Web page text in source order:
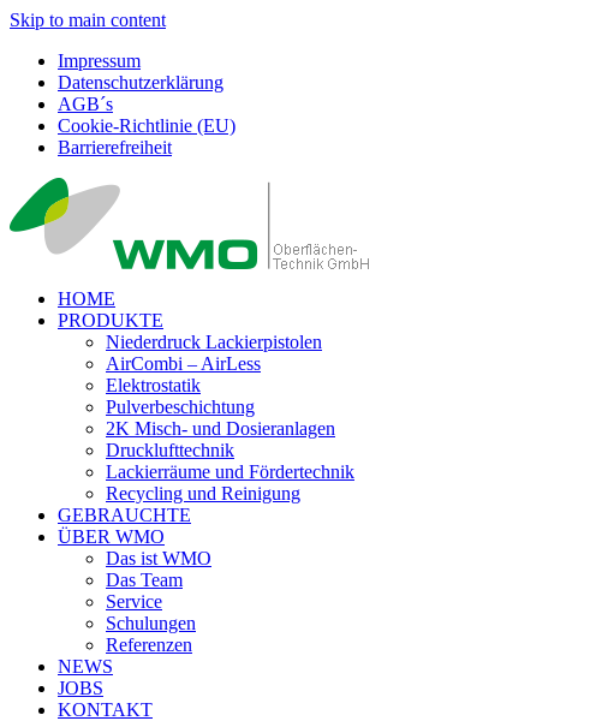
Skip to main content
Impressum
Datenschutzerklärung
AGB´s
Cookie-Richtlinie (EU)
Barrierefreiheit
HOME
PRODUKTE
Niederdruck Lackierpistolen
AirCombi – AirLess
Elektrostatik
Pulverbeschichtung
2K Misch- und Dosieranlagen
Drucklufttechnik
Lackierräume und Fördertechnik
Recycling und Reinigung
GEBRAUCHTE
ÜBER WMO
Das ist WMO
Das Team
Service
Schulungen
Referenzen
NEWS
JOBS
KONTAKT